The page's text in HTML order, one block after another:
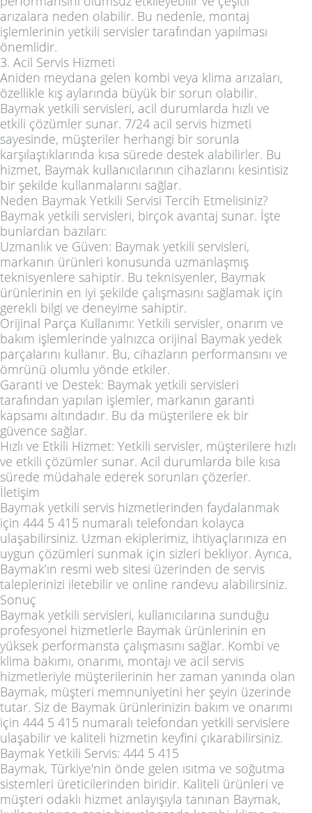
arızalara neden olabilir. Bu nedenle, montaj
işlemlerinin yetkili servisler tarafından yapılması
önemlidir.
3. Acil Servis Hizmeti
Aniden meydana gelen kombi veya klima arızaları,
özellikle kış aylarında büyük bir sorun olabilir.
Baymak yetkili servisleri, acil durumlarda hızlı ve
etkili çözümler sunar. 7/24 acil servis hizmeti
sayesinde, müşteriler herhangi bir sorunla
karşılaştıklarında kısa sürede destek alabilirler. Bu
hizmet, Baymak kullanıcılarının cihazlarını kesintisiz
bir şekilde kullanmalarını sağlar.
Neden Baymak Yetkili Servisi Tercih Etmelisiniz?
Baymak yetkili servisleri, birçok avantaj sunar. İşte
bunlardan bazıları:
Uzmanlık ve Güven: Baymak yetkili servisleri,
markanın ürünleri konusunda uzmanlaşmış
teknisyenlere sahiptir. Bu teknisyenler, Baymak
ürünlerinin en iyi şekilde çalışmasını sağlamak için
gerekli bilgi ve deneyime sahiptir.
Orijinal Parça Kullanımı: Yetkili servisler, onarım ve
bakım işlemlerinde yalnızca orijinal Baymak yedek
parçalarını kullanır. Bu, cihazların performansını ve
ömrünü olumlu yönde etkiler.
Garanti ve Destek: Baymak yetkili servisleri
tarafından yapılan işlemler, markanın garanti
kapsamı altındadır. Bu da müşterilere ek bir
güvence sağlar.
Hızlı ve Etkili Hizmet: Yetkili servisler, müşterilere hızlı
ve etkili çözümler sunar. Acil durumlarda bile kısa
sürede müdahale ederek sorunları çözerler.
İletişim
Baymak yetkili servis hizmetlerinden faydalanmak
için 444 5 415 numaralı telefondan kolayca
ulaşabilirsiniz. Uzman ekiplerimiz, ihtiyaçlarınıza en
uygun çözümleri sunmak için sizleri bekliyor. Ayrıca,
Baymak’ın resmi web sitesi üzerinden de servis
taleplerinizi iletebilir ve online randevu alabilirsiniz.
Sonuç
Baymak yetkili servisleri, kullanıcılarına sunduğu
profesyonel hizmetlerle Baymak ürünlerinin en
yüksek performansta çalışmasını sağlar. Kombi ve
klima bakımı, onarımı, montajı ve acil servis
hizmetleriyle müşterilerinin her zaman yanında olan
Baymak, müşteri memnuniyetini her şeyin üzerinde
tutar. Siz de Baymak ürünlerinizin bakım ve onarımı
için 444 5 415 numaralı telefondan yetkili servislere
ulaşabilir ve kaliteli hizmetin keyfini çıkarabilirsiniz.
Baymak Yetkili Servis: 444 5 415
Baymak, Türkiye'nin önde gelen ısıtma ve soğutma
sistemleri üreticilerinden biridir. Kaliteli ürünleri ve
müşteri odaklı hizmet anlayışıyla tanınan Baymak,